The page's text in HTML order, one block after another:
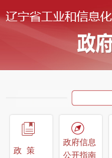
政策
政府信息
公开指南